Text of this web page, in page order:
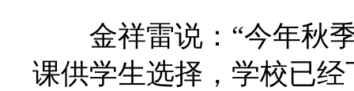
金祥雷说：“今年秋季
课供学生选择，学校已